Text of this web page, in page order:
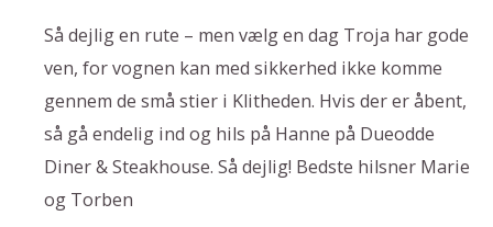
Så dejlig en rute – men vælg en dag Troja har gode
ven, for vognen kan med sikkerhed ikke komme
gennem de små stier i Klitheden. Hvis der er åbent,
så gå endelig ind og hils på Hanne på Dueodde
Diner & Steakhouse. Så dejlig! Bedste hilsner Marie
og Torben